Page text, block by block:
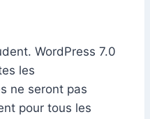
WordPress 7.0
les
ne seront pas
pour tous les